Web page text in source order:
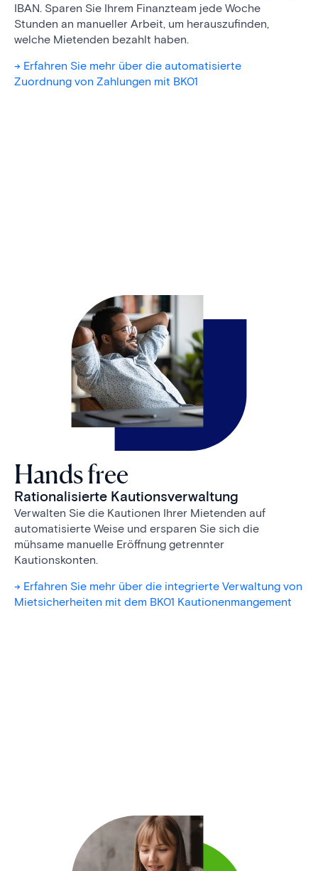
IBAN. Sparen Sie Ihrem Finanzteam jede Woche
Stunden an manueller Arbeit, um herauszufinden,
welche Mietenden bezahlt haben.
-> Erfahren Sie mehr über die automatisierte
Zuordnung von Zahlungen mit BK01
Hands free
Rationalisierte Kautionsverwaltung
Verwalten Sie die Kautionen Ihrer Mietenden auf
automatisierte Weise und ersparen Sie sich die
mühsame manuelle Eröffnung getrennter
Kautionskonten.
-> Erfahren Sie mehr über die integrierte Verwaltung von
Mietsicherheiten mit dem BK01 Kautionenmangement